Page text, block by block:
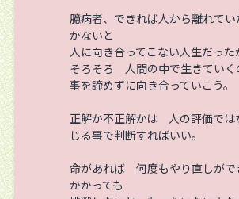
臆病者、できれば人から離れて
かないと
人に向き合ってこない人生だった
そろそろ 人間の中で生きていく
事を諦めずに向き合っていこう。
正解か不正解かは 人の評価では
じる事で判断すればいい。
命があれば 何度もやり直しがで
かかっても